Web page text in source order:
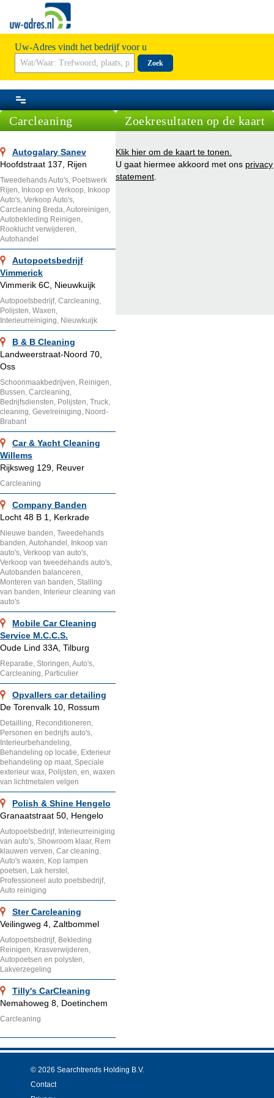
Uw-Adres vindt het bedrijf voor u
Zoek
Carcleaning
Autogalary Sanev
Hoofdstraat 137, Rijen
Tweedehands Auto's, Poetswerk
Rijen, Inkoop en Verkoop, Inkoop
Auto's, Verkoop Auto's,
Carcleaning Breda, Autoreinigen,
Autobekleding Reinigen,
Rooklucht verwijderen,
Autohandel
Autopoetsbedrijf
Vimmerick
Vimmerik 6C, Nieuwkuijk
Autopoetsbedrijf, Carcleaning,
Polijsten, Waxen,
Interieurreiniging, Nieuwkuijk
B & B Cleaning
Landweerstraat-Noord 70,
Oss
Schoonmaakbedrijven, Reinigen,
Bussen, Carcleaning,
Bedrijfsdiensten, Polijsten, Truck,
cleaning, Gevelreiniging, Noord-
Brabant
Car & Yacht Cleaning
Willems
Rijksweg 129, Reuver
Carcleaning
Company Banden
Locht 48 B 1, Kerkrade
Nieuwe banden, Tweedehands
banden, Autohandel, Inkoop van
auto's, Verkoop van auto's,
Verkoop van tweedehands auto's,
Autobanden balanceren,
Monteren van banden, Stalling
van banden, Interieur cleaning van
auto's
Mobile Car Cleaning
Service M.C.C.S.
Oude Lind 33A, Tilburg
Reparatie, Storingen, Auto's,
Carcleaning, Particulier
Opvallers car detailing
De Torenvalk 10, Rossum
Detailling, Reconditioneren,
Personen en bedrijfs auto's,
Interieurbehandeling,
Behandeling op locatie, Exterieur
behandeling op maat, Speciale
exterieur wax, Polijsten, en, waxen
van lichtmetalen velgen
Polish & Shine Hengelo
Granaatstraat 50, Hengelo
Autopoetsbedrijf, Interieurreiniging
van auto's, Showroom klaar, Rem
klauwen verven, Car cleaning,
Auto's waxen, Kop lampen
poetsen, Lak herstel,
Professioneel auto poetsbedrijf,
Auto reiniging
Ster Carcleaning
Veilingweg 4, Zaltbommel
Autopoetsbedrijf, Bekleding
Reinigen, Krasverwijderen,
Autopoetsen en polysten,
Lakverzegeling
Tilly's CarCleaning
Nemahoweg 8, Doetinchem
Carcleaning
Zoekresultaten op de kaart
Klik hier om de kaart te tonen.
U gaat hiermee akkoord met ons privacy
statement
© 2026 Searchtrends Holding B.V.
Contact